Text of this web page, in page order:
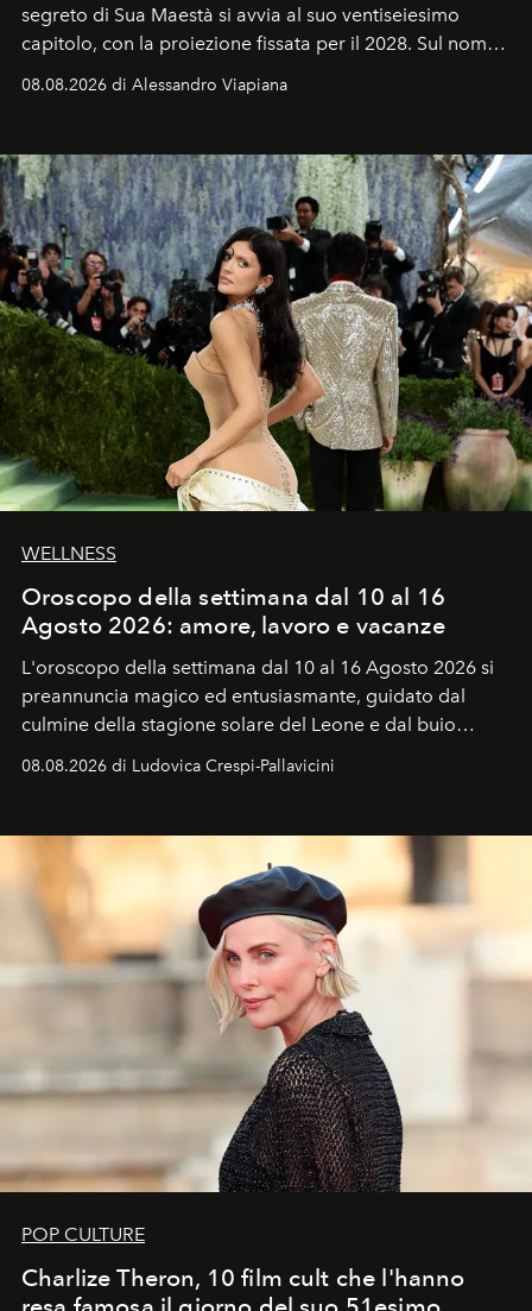
segreto di Sua Maestà si avvia al suo ventiseiesimo
capitolo, con la proiezione fissata per il 2028. Sul nome
dell’attore chiamato a raccogliere l’eredità di Daniel
Craig, però, regna ancora il più assoluto riserbo.
08.08.2026 di Alessandro Viapiana
WELLNESS
Oroscopo della settimana dal 10 al 16
Agosto 2026: amore, lavoro e vacanze
L'oroscopo della settimana dal 10 al 16 Agosto 2026 si
preannuncia magico ed entusiasmante, guidato dal
culmine della stagione solare del Leone e dal buio
favorevole della Luna nuova in Leone del 12 agosto,
ideale per la notte delle Perseidi.
08.08.2026 di Ludovica Crespi-Pallavicini
POP CULTURE
Charlize Theron, 10 film cult che l'hanno